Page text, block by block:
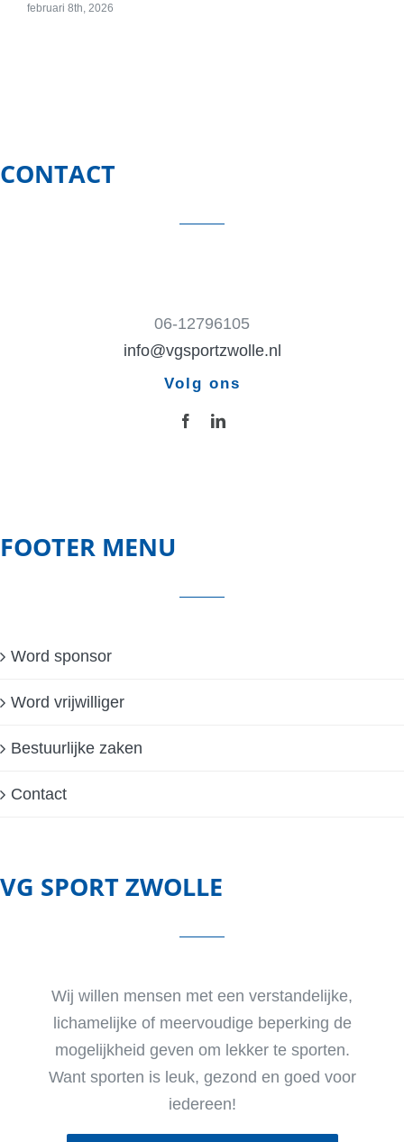
februari 8th, 2026
CONTACT
06-12796105
info@vgsportzwolle.nl
Volg ons
FOOTER MENU
Word sponsor
Word vrijwilliger
Bestuurlijke zaken
Contact
VG SPORT ZWOLLE
Wij willen mensen met een verstandelijke,
lichamelijke of meervoudige beperking de
mogelijkheid geven om lekker te sporten.
Want sporten is leuk, gezond en goed voor
iedereen!